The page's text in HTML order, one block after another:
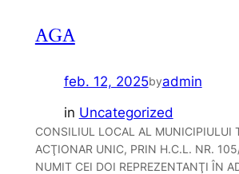
AGA
feb. 12, 2025byadmin
in Uncategorized
CONSILIUL LOCAL AL MUNICIPIULUI
ACŢIONAR UNIC, PRIN H.C.L. NR.
NUMIT CEI DOI REPREZENTANŢI ÎN